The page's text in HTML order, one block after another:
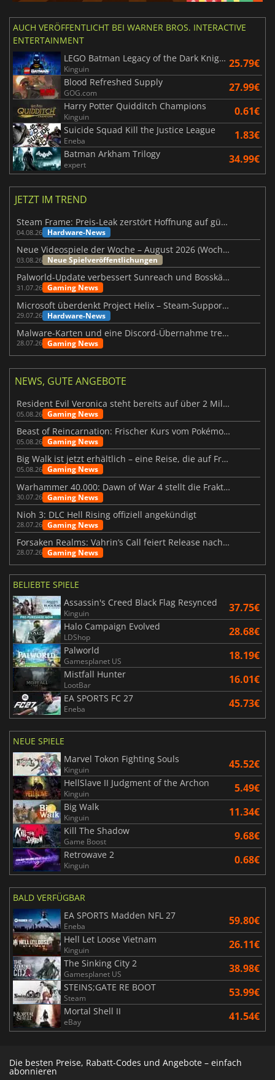
AUCH VERÖFFENTLICHT BEI WARNER BROS. INTERACTIVE
ENTERTAINMENT
LEGO Batman Legacy of the Dark Knight
Kinguin 25.79€
Blood Refreshed Supply
GOG.com 27.99€
Harry Potter Quidditch Champions
Kinguin 0.61€
Suicide Squad Kill the Justice League
Eneba 1.83€
Batman Arkham Trilogy
expert 34.99€
JETZT IM TREND
Steam Frame: Preis-Leak zerstört Hoffnung auf günstiges VR-Headset
04.08.26 Hardware-News
Neue Videospiele der Woche – August 2026 (Woche 32)
03.08.26 Neue Spielveröffentlichungen
Palworld-Update verbessert Sunreach und Bosskämpfe deutlich
31.07.26 Gaming News
Microsoft überdenkt Project Helix – Steam-Support gefährdet
29.07.26 Hardware-News
Malware-Karten und eine Discord-Übernahme treffen Meccha Chameleon
28.07.26 Gaming News
NEWS, GUTE ANGEBOTE
Resident Evil Veronica steht bereits auf über 2 Millionen Wunschlisten
05.08.26 Gaming News
Beast of Reincarnation: Frischer Kurs vom Pokémon-Studio
05.08.26 Gaming News
Big Walk ist jetzt erhältlich – eine Reise, die auf Freundschaft basiert
05.08.26 Gaming News
Warhammer 40.000: Dawn of War 4 stellt die Fraktion der Necrons vor
30.07.26 Gaming News
Nioh 3: DLC Hell Rising offiziell angekündigt
28.07.26 Gaming News
Forsaken Realms: Vahrin’s Call feiert Release nach 10 Jahren
28.07.26 Gaming News
BELIEBTE SPIELE
Assassin's Creed Black Flag Resynced
Kinguin 37.75€
Halo Campaign Evolved
LDShop 28.68€
Palworld
Gamesplanet US 18.19€
Mistfall Hunter
LootBar 16.01€
EA SPORTS FC 27
Eneba 45.73€
NEUE SPIELE
Marvel Tokon Fighting Souls
Kinguin 45.52€
HellSlave II Judgment of the Archon
Kinguin 5.49€
Big Walk
Kinguin 11.34€
Kill The Shadow
Game Boost 9.68€
Retrowave 2
Kinguin 0.68€
BALD VERFÜGBAR
EA SPORTS Madden NFL 27
Eneba 59.80€
Hell Let Loose Vietnam
Kinguin 26.11€
The Sinking City 2
Gamesplanet US 38.98€
STEINS;GATE RE BOOT
Steam 53.99€
Mortal Shell II
eBay 41.54€
Die besten Preise, Rabatt-Codes und Angebote – einfach
abonnieren